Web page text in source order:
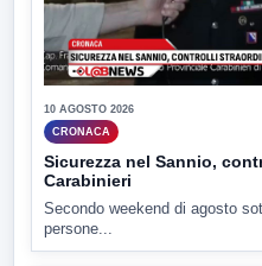
10 AGOSTO 2026
CRONACA
Sicurezza nel Sannio,
Carabinieri
Secondo weekend di agosto
persone...